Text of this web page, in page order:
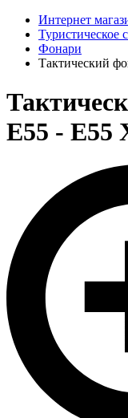
Интернет
Туристическое
Фонари
Тактический
E55 - E55